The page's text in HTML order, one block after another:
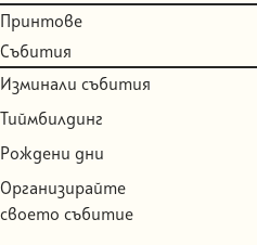
Принтове
Събития
Изминали събития
Тиймбилдинг
Рождени дни
Организирайте
своето събитие